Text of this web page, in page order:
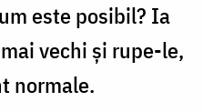
este posibil? Ia
vechi şi rupe-le,
normale.